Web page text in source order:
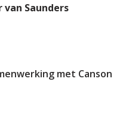
Saunders
met Canson